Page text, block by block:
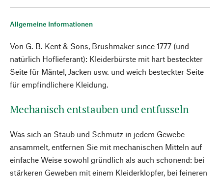
Allgemeine Informationen
Von G. B. Kent & Sons, Brushmaker since 1777 (und
natürlich Hoflieferant): Kleiderbürste mit hart besteckter
Seite für Mäntel, Jacken usw. und weich besteckter Seite
für empfindlichere Kleidung.
Mechanisch entstauben und entfusseln
Was sich an Staub und Schmutz in jedem Gewebe
ansammelt, entfernen Sie mit mechanischen Mitteln auf
einfache Weise sowohl gründlich als auch schonend: bei
stärkeren Geweben mit einem Kleiderklopfer, bei feineren